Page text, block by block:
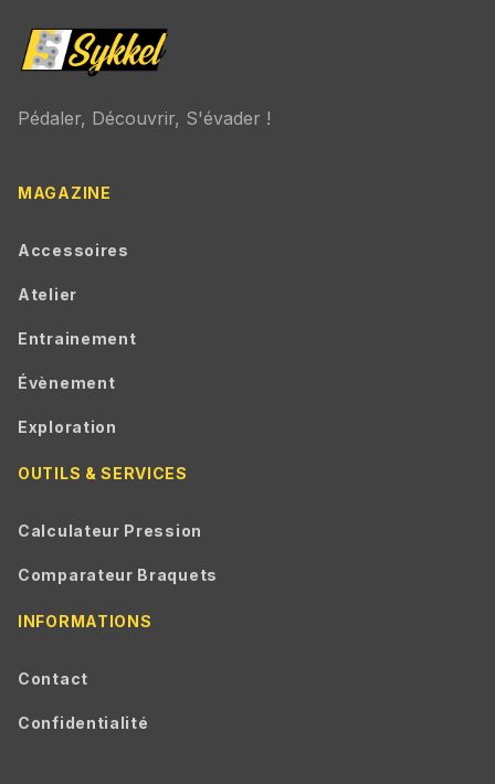
Pédaler, Découvrir, S'évader !
MAGAZINE
Accessoires
Atelier
Entrainement
Évènement
Exploration
OUTILS & SERVICES
Calculateur Pression
Comparateur Braquets
INFORMATIONS
Contact
Confidentialité